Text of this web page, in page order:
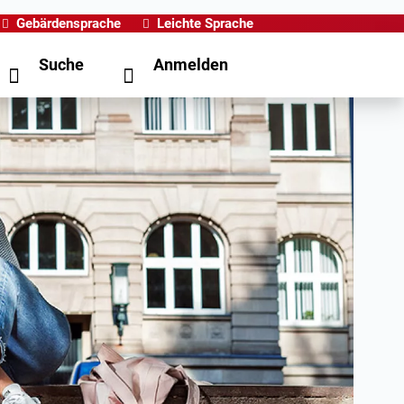
Gebärdensprache Leichte Sprache
Suche Anmelden